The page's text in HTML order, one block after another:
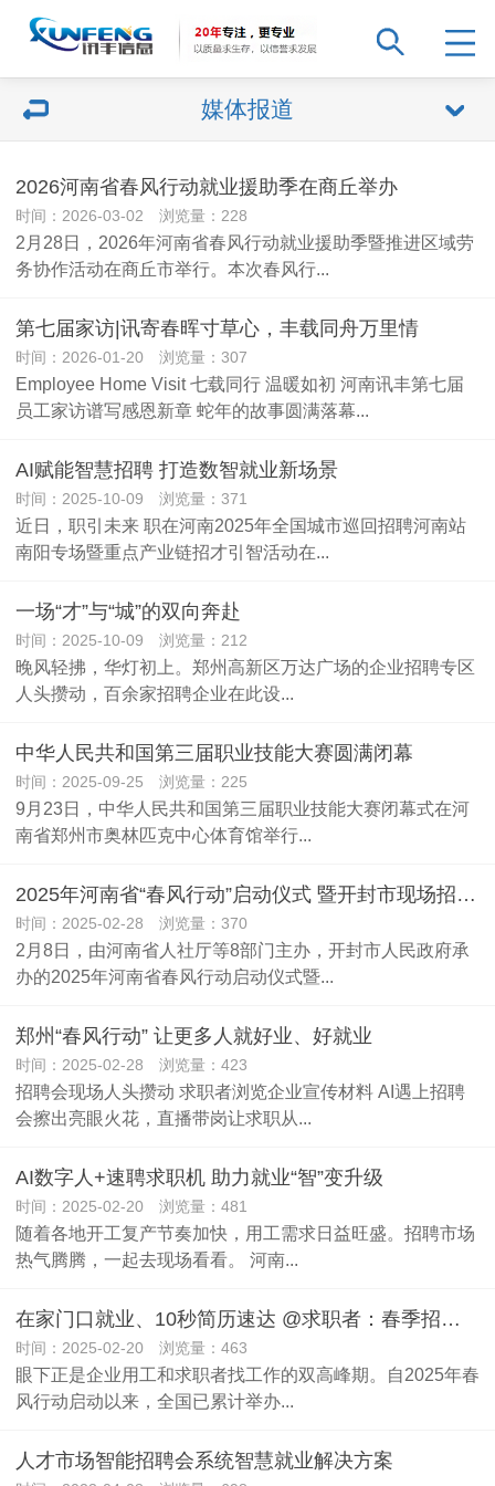
媒体报道
2026河南省春风行动就业援助季在商丘举办
时间：2026-03-02 浏览量：228
2月28日，2026年河南省春风行动就业援助季暨推进区域劳
务协作活动在商丘市举行。本次春风行...
第七届家访|讯寄春晖寸草心，丰载同舟万里情
时间：2026-01-20 浏览量：307
Employee Home Visit 七载同行 温暖如初 河南讯丰第七届
员工家访谱写感恩新章 蛇年的故事圆满落幕...
AI赋能智慧招聘 打造数智就业新场景
时间：2025-10-09 浏览量：371
近日，职引未来 职在河南2025年全国城市巡回招聘河南站
南阳专场暨重点产业链招才引智活动在...
一场“才”与“城”的双向奔赴
时间：2025-10-09 浏览量：212
晚风轻拂，华灯初上。郑州高新区万达广场的企业招聘专区
人头攒动，百余家招聘企业在此设...
中华人民共和国第三届职业技能大赛圆满闭幕
时间：2025-09-25 浏览量：225
9月23日，中华人民共和国第三届职业技能大赛闭幕式在河
南省郑州市奥林匹克中心体育馆举行...
2025年河南省“春风行动”启动仪式 暨开封市现场招聘活动举行
时间：2025-02-28 浏览量：370
2月8日，由河南省人社厅等8部门主办，开封市人民政府承
办的2025年河南省春风行动启动仪式暨...
郑州“春风行动” 让更多人就好业、好就业
时间：2025-02-28 浏览量：423
招聘会现场人头攒动 求职者浏览企业宣传材料 AI遇上招聘
会擦出亮眼火花，直播带岗让求职从...
AI数字人+速聘求职机 助力就业“智”变升级
时间：2025-02-20 浏览量：481
随着各地开工复产节奏加快，用工需求日益旺盛。招聘市场
热气腾腾，一起去现场看看。 河南...
在家门口就业、10秒简历速达 @求职者：春季招聘等你来！
时间：2025-02-20 浏览量：463
眼下正是企业用工和求职者找工作的双高峰期。自2025年春
风行动启动以来，全国已累计举办...
人才市场智能招聘会系统智慧就业解决方案